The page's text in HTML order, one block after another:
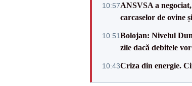
10:57ANSVSA a
carcaselor de ovine
10:51Bolojan: Nivelul
zile dacă debitele vor
10:43Criza din energie.